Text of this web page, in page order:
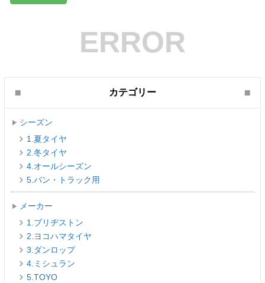
ERROR
カテゴリー
シーズン
1.夏タイヤ
2.冬タイヤ
4.オールシーズン
5.バン・トラック用
メーカー
1.ブリヂストン
2.ヨコハマタイヤ
3.ダンロップ
4.ミシュラン
5.TOYO